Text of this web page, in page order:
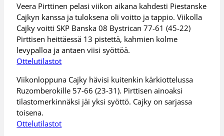
Veera Pirttinen pelasi viikon aikana kahdesti Piestanske
Cajkyn kanssa ja tuloksena oli voitto ja tappio. Viikolla
Cajky voitti SKP Banska 08 Bystrican 77-61 (45-22)
Pirttisen heittäessä 13 pistettä, kahmien kolme
levypalloa ja antaen viisi syöttöä.
Ottelutilastot
Viikonloppuna Cajky hävisi kuitenkin kärkiottelussa
Ruzomberokille 57-66 (23-31). Pirttisen ainoaksi
tilastomerkinnäksi jäi yksi syöttö. Cajky on sarjassa
toisena.
Ottelutilastot